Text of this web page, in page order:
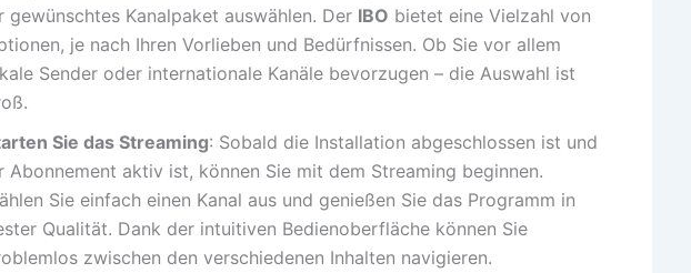
gewünschtes Kanalpaket auswählen. Der IBO bietet eine Vielzahl von
je nach Ihren Vorlieben und Bedürfnissen. Ob Sie vor allem
Sender oder internationale Kanäle bevorzugen – die Auswahl ist
Sie das Streaming: Sobald die Installation abgeschlossen ist und
Abonnement aktiv ist, können Sie mit dem Streaming beginnen.
Sie einfach einen Kanal aus und genießen Sie das Programm in
Qualität. Dank der intuitiven Bedienoberfläche können Sie
zwischen den verschiedenen Inhalten navigieren.